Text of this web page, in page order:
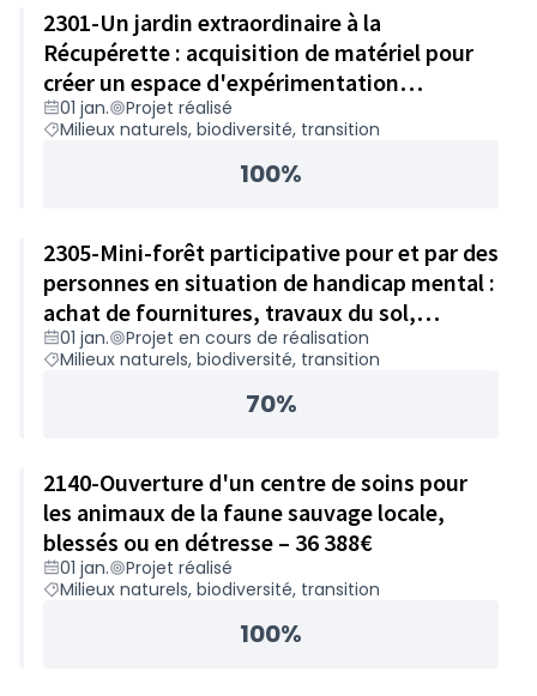
2301-Un jardin extraordinaire à la
Récupérette : acquisition de matériel pour
créer un espace d'expérimentation
permaculturel et ateliers biodiversité – 24
863€
01 jan.
Projet réalisé
Milieux naturels, biodiversité, transition
100%
2305-Mini-forêt participative pour et par des
personnes en situation de handicap mental :
achat de fournitures, travaux du sol,
accompagnement – 24 984€
01 jan.
Projet en cours de réalisation
Milieux naturels, biodiversité, transition
70%
2140-Ouverture d'un centre de soins pour
les animaux de la faune sauvage locale,
blessés ou en détresse – 36 388€
01 jan.
Projet réalisé
Milieux naturels, biodiversité, transition
100%